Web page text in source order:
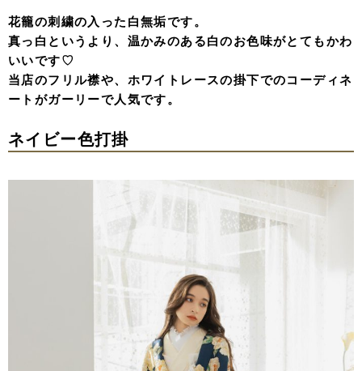
花籠の刺繍の入った白無垢です。
真っ白というより、温かみのある白のお色味がとてもかわ
いいです♡
当店のフリル襟や、ホワイトレースの掛下でのコーディネ
ートがガーリーで人気です。
ネイビー色打掛